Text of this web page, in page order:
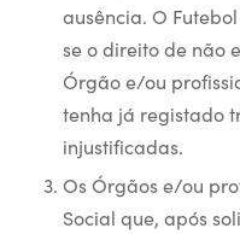
ausência. O
se o direito de não
Órgão e/ou
tenha já registado
injustificadas.
Os Órgãos e/ou
Social que, após